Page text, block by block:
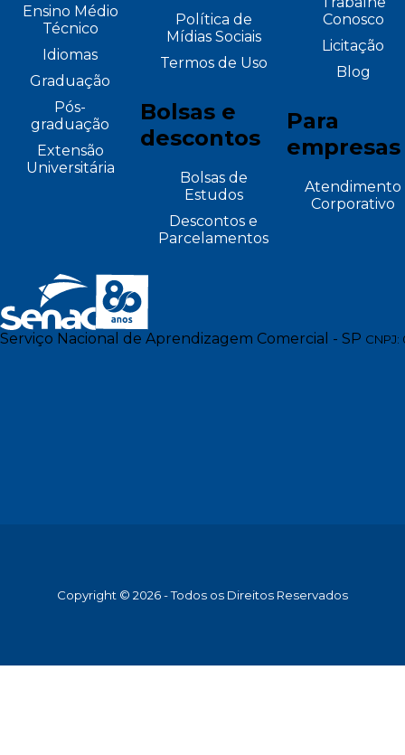
Ensino Médio
Técnico
Idiomas
Graduação
Pós-
graduação
Extensão
Universitária
Política de
Mídias Sociais
Termos de Uso
Bolsas e
descontos
Bolsas de
Estudos
Descontos e
Parcelamentos
Conosco
Licitação
Blog
Para
empresas
Atendimento
Corporativo
Serviço Nacional de Aprendizagem Comercial - SP
Copyright © 2026 - Todos os Direitos Reservados